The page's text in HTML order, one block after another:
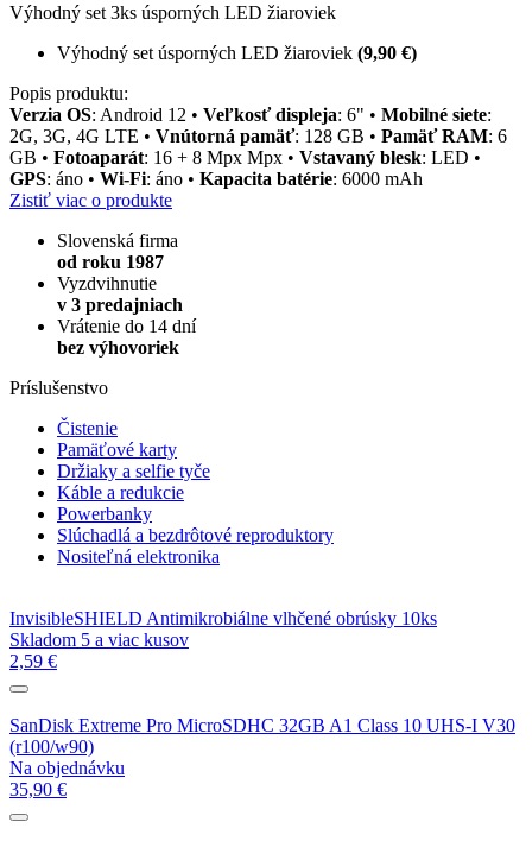
Výhodný set 3ks úsporných LED žiaroviek
Výhodný set úsporných LED žiaroviek (9,90 €)
Popis produktu:
Verzia OS: Android 12 • Veľkosť displeja: 6" • Mobilné siete:
2G, 3G, 4G LTE • Vnútorná pamäť: 128 GB • Pamäť RAM: 6
GB • Fotoaparát: 16 + 8 Mpx Mpx • Vstavaný blesk: LED •
GPS: áno • Wi-Fi: áno • Kapacita batérie: 6000 mAh
Zistiť viac o produkte
Slovenská firma
od roku 1987
Vyzdvihnutie
v 3 predajniach
Vrátenie do 14 dní
bez výhovoriek
Príslušenstvo
Čistenie
Pamäťové karty
Držiaky a selfie tyče
Káble a redukcie
Powerbanky
Slúchadlá a bezdrôtové reproduktory
Nositeľná elektronika
InvisibleSHIELD Antimikrobiálne vlhčené obrúsky 10ks
Skladom 5 a viac kusov
2,59 €
SanDisk Extreme Pro MicroSDHC 32GB A1 Class 10 UHS-I V30
(r100/w90)
Na objednávku
35,90 €